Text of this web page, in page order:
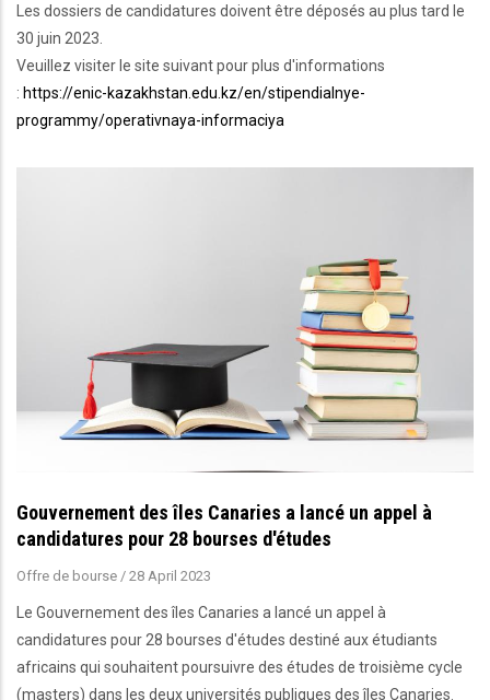
Les dossiers de candidatures doivent être déposés au plus tard le
30 juin 2023.
Veuillez visiter le site suivant pour plus d'informations
: https://enic-kazakhstan.edu.kz/en/stipendialnye-
programmy/operativnaya-informaciya
Gouvernement des îles Canaries a lancé un appel à
candidatures pour 28 bourses d'études
Offre de bourse / 28 April 2023
Le Gouvernement des îles Canaries a lancé un appel à
candidatures pour 28 bourses d'études destiné aux étudiants
africains qui souhaitent poursuivre des études de troisième cycle
(masters) dans les deux universités publiques des îles Canaries.